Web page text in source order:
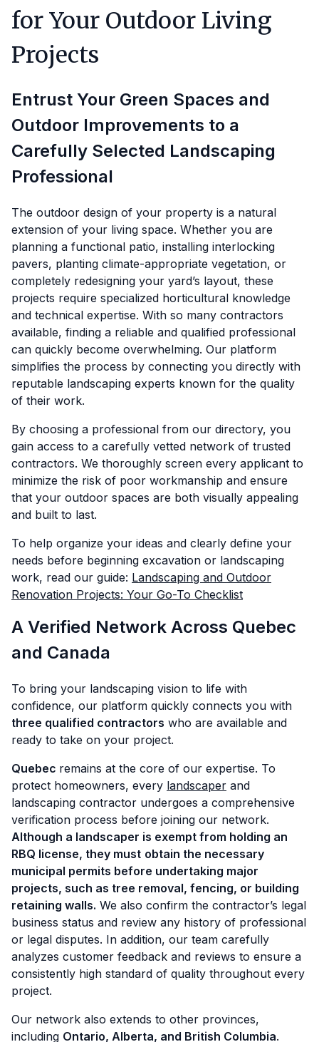
for Your Outdoor Living
Projects
Entrust Your Green Spaces and
Outdoor Improvements to a
Carefully Selected Landscaping
Professional
The outdoor design of your property is a natural
extension of your living space. Whether you are
planning a functional patio, installing interlocking
pavers, planting climate-appropriate vegetation, or
completely redesigning your yard’s layout, these
projects require specialized horticultural knowledge
and technical expertise. With so many contractors
available, finding a reliable and qualified professional
can quickly become overwhelming. Our platform
simplifies the process by connecting you directly with
reputable landscaping experts known for the quality
of their work.
By choosing a professional from our directory, you
gain access to a carefully vetted network of trusted
contractors. We thoroughly screen every applicant to
minimize the risk of poor workmanship and ensure
that your outdoor spaces are both visually appealing
and built to last.
To help organize your ideas and clearly define your
needs before beginning excavation or landscaping
work, read our guide: Landscaping and Outdoor
Renovation Projects: Your Go-To Checklist
A Verified Network Across Quebec
and Canada
To bring your landscaping vision to life with
confidence, our platform quickly connects you with
three qualified contractors who are available and
ready to take on your project.
Quebec remains at the core of our expertise. To
protect homeowners, every landscaper and
landscaping contractor undergoes a comprehensive
verification process before joining our network.
Although a landscaper is exempt from holding an
RBQ license, they must obtain the necessary
municipal permits before undertaking major
projects, such as tree removal, fencing, or building
retaining walls. We also confirm the contractor’s legal
business status and review any history of professional
or legal disputes. In addition, our team carefully
analyzes customer feedback and reviews to ensure a
consistently high standard of quality throughout every
project.
Our network also extends to other provinces,
including Ontario, Alberta, and British Columbia.